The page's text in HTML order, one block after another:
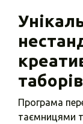
Програма
таємницями